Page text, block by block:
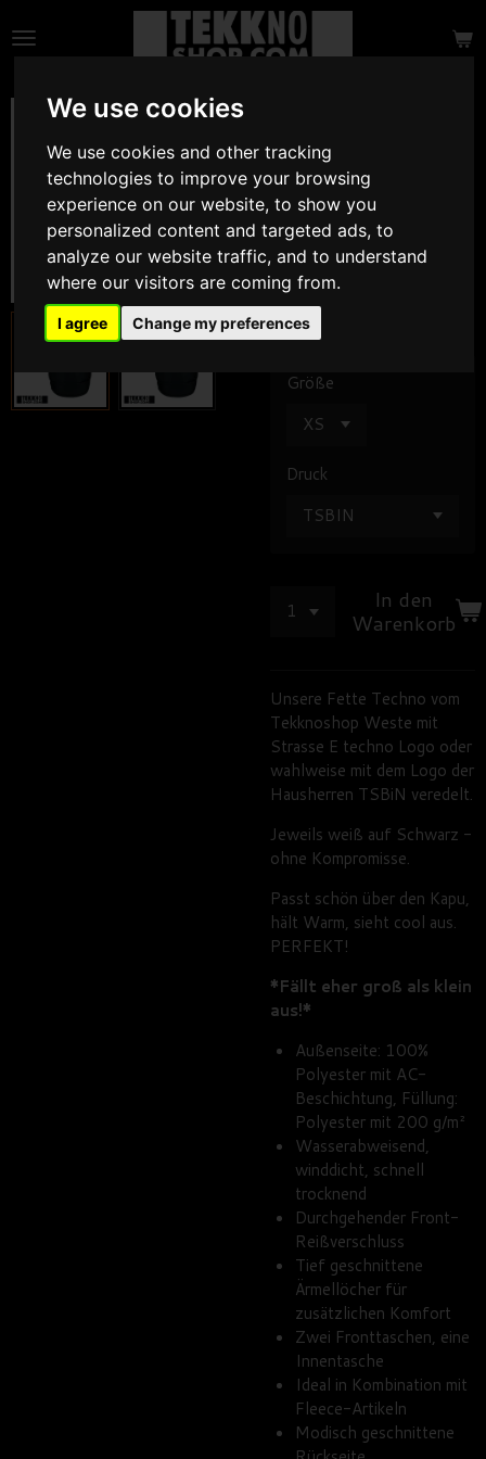
We use cookies
We use cookies and other tracking
technologies to improve your browsing
experience on our website, to show you
personalized content and targeted ads, to
analyze our website traffic, and to understand
where our visitors are coming from.
I agree Change my preferences
Hauptinhalt
Weste STRASSE E
techno oder
TSBIN
NEU
44,90 €
Größe
Druck
In den
Warenkorb
Unsere Fette Techno vom
Tekknoshop Weste mit
Strasse E techno Logo oder
wahlweise mit dem Logo der
Hausherren TSBiN veredelt.
Jeweils weiß auf Schwarz -
ohne Kompromisse.
Passt schön über den Kapu,
hält Warm, sieht cool aus.
PERFEKT!
*Fällt eher groß als klein
aus!*
Außenseite: 100%
Polyester mit AC-
Beschichtung, Füllung:
Polyester mit 200 g/m²
Wasserabweisend,
winddicht, schnell
trocknend
Durchgehender Front-
Reißverschluss
Tief geschnittene
Ärmellöcher für
zusätzlichen Komfort
Zwei Fronttaschen, eine
Innentasche
Ideal in Kombination mit
Fleece-Artikeln
Modisch geschnittene